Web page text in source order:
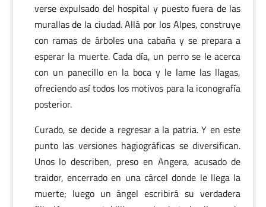
verse expulsado del hospital y puesto fuera de las
murallas de la ciudad. Allá por los Alpes, construye
con ramas de árboles una cabaña y se prepara a
esperar la muerte. Cada día, un perro se le acerca
con un panecillo en la boca y le lame las llagas,
ofreciendo así todos los motivos para la iconografía
posterior.
Curado, se decide a regresar a la patria. Y en este
punto las versiones hagiográficas se diversifican.
Unos lo describen, preso en Angera, acusado de
traidor, encerrado en una cárcel donde le llega la
muerte; luego un ángel escribirá su verdadera